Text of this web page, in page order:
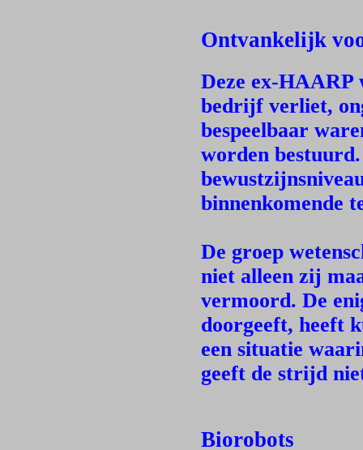
Ontvankelijk
Deze ex-
bedrijf verliet,
bespeelbaar
worden
binnenkomende
De groep
niet alleen zij
vermoord. De
doorgeeft, heeft
een situatie
geeft de strijd
Biorobots